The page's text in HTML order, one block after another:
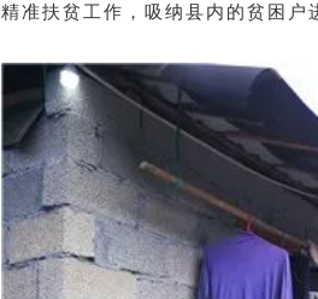
精准扶贫工作，吸纳县内的贫困户